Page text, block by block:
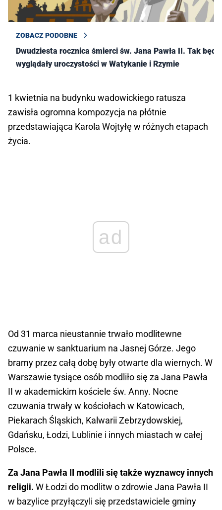
ZOBACZ PODOBNE
Dwudziesta rocznica śmierci św. Jana Pawła II. Tak będą
wyglądały uroczystości w Watykanie i Rzymie
1 kwietnia na budynku wadowickiego ratusza
zawisła ogromna kompozycja na płótnie
przedstawiająca Karola Wojtyłę w różnych etapach
życia.
ad
Od 31 marca nieustannie trwało modlitewne
czuwanie w sanktuarium na Jasnej Górze. Jego
bramy przez całą dobę były otwarte dla wiernych. W
Warszawie tysiące osób modliło się za Jana Pawła
II w akademickim kościele św. Anny. Nocne
czuwania trwały w kościołach w Katowicach,
Piekarach Śląskich, Kalwarii Zebrzydowskiej,
Gdańsku, Łodzi, Lublinie i innych miastach w całej
Polsce.
Za Jana Pawła II modlili się także wyznawcy innych
religii. W Łodzi do modlitw o zdrowie Jana Pawła II
w bazylice przyłączyli się przedstawiciele gminy